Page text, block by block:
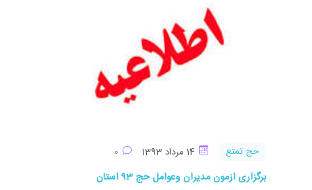
حج تمتع
برگزاری ازمون مدیران وعوامل حج 93 استان